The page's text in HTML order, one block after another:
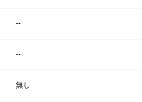
--
--
無し